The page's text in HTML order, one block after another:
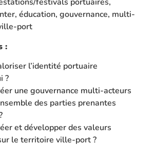
festivals portuaires,
éducation, gouvernance, multi-
port
:
l’identité portuaire
?
une gouvernance multi-acteurs
des parties prenantes
et développer des valeurs
le territoire ville-port ?